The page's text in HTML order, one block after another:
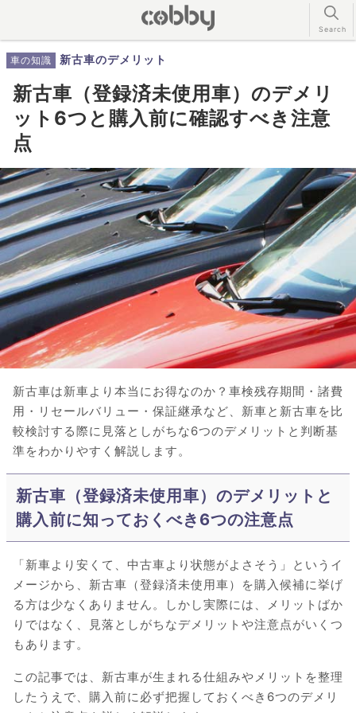
車の知識 新古車のデメリット
新古車（登録済未使用車）のデメリ
ット6つと購入前に確認すべき注意
点
新古車は新車より本当にお得なのか？車検残存期間・諸費
用・リセールバリュー・保証継承など、新車と新古車を比
較検討する際に見落としがちな6つのデメリットと判断基
準をわかりやすく解説します。
新古車（登録済未使用車）のデメリットと
購入前に知っておくべき6つの注意点
「新車より安くて、中古車より状態がよさそう」というイ
メージから、新古車（登録済未使用車）を購入候補に挙げ
る方は少なくありません。しかし実際には、メリットばか
りではなく、見落としがちなデメリットや注意点がいくつ
もあります。
この記事では、新古車が生まれる仕組みやメリットを整理
したうえで、購入前に必ず把握しておくべき6つのデメリ